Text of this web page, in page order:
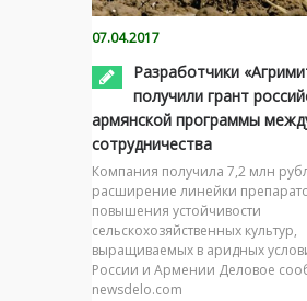
07.04.2017
Разработчики
получили грант
армянской программы
сотрудничества
Компания получила 7,2 млн
расширение линейки
повышения устойчивости
сельскохозяйственных культур,
выращиваемых в аридных
России и Армении Деловое
newsdelo.com